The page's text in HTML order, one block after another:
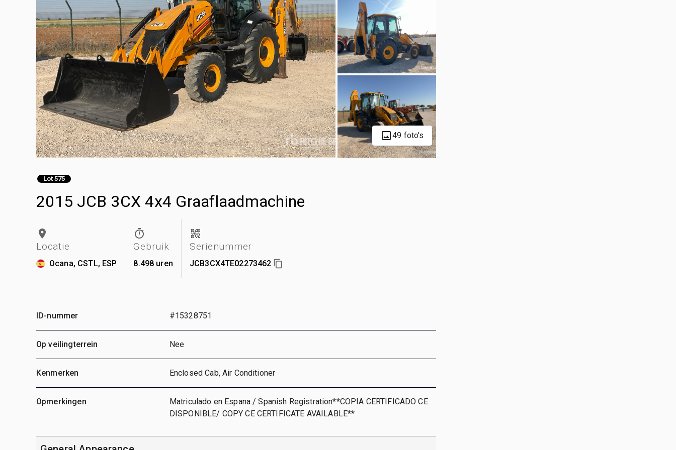
49 foto's
Lot 575
2015 JCB 3CX 4x4 Graaflaadmachine
Locatie
Ocana, CSTL, ESP
Gebruik
8.498 uren
Serienummer
JCB3CX4TE02273462
ID-nummer #15328751
Op veilingterrein Nee
Kenmerken Enclosed Cab, Air Conditioner
Opmerkingen
Matriculado en Espana / Spanish Registration**COPIA CERTIFICADO CE
DISPONIBLE/ COPY CE CERTIFICATE AVAILABLE**